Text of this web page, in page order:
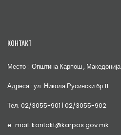
КОНТАКТ
Место : Општина Карпош , Македонија
Адреса : ул. Никола Русински бр.11
Тел. 02/3055-901 | 02/3055-902
e-mail: kontakt@karpos.gov.mk